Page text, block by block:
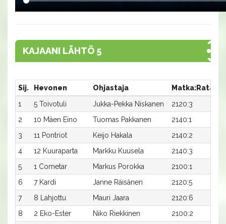
KAJAANI LÄHTÖ 5
Sij. Hevonen Ohjastaja Matka:Rata
1
5 Toivotuli Jukka-Pekka Niskanen 2120:3
2
10 Mäen Eino Tuomas Pakkanen 2140:1
3
11 Pontriot Keijo Hakala 2140:2
4
12 Kuuraparta Markku Kuusela 2140:3
5
1 Cometar Markus Porokka 2100:1
6
7 Kardi Janne Räisänen 2120:5
7
8 Lahjottu Mauri Jaara 2120:6
8
2 Eko-Ester Niko Riekkinen 2100:2